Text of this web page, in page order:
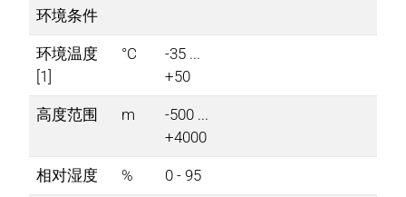
环境条件
环境温度
[1]​
°C​
-35 ...
+50​
高度范围​ m
-500 ...
+4000​
相对湿度 % 0 - 95​